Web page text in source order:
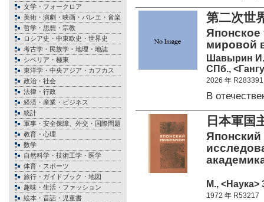
文学・フォークロア
美術・演劇・映画・バレエ・音楽
哲学・思想・宗教
ロシア史・中東欧史・世界史
考古学・民族学・地理・地誌
シベリア・極東
東洋学・中央アジア・カフカス
政治・社会
法律・行政
経済・産業・ビジネス
統計
軍事・安全保障、外交・国際問題
教育・心理
数学
自然科学・技術工学・医学
体育・スポーツ
旅行・ガイドブック・地図
趣味・生活・ファッション
絵本・昔話・児童書
第二次世
мировой
Шавырин
СПб.,
2026 年 R283391
В
日本軍
Японский
М., <Наука>
1972 年 R53217